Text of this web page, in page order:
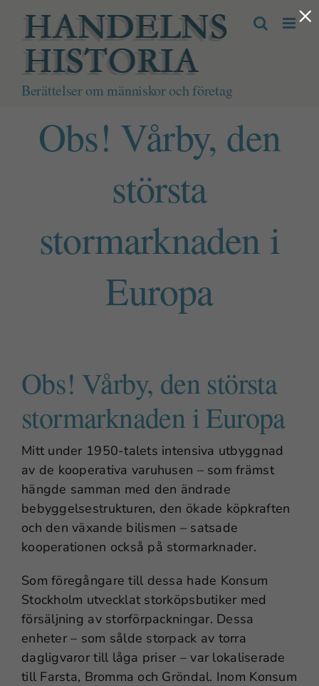
innehållet
Berättelser om människor och företag
Obs! Vårby, den
största
stormarknaden i
Europa
Obs! Vårby, den största
stormarknaden i Europa
Mitt under 1950-talets intensiva utbyggnad
av de kooperativa varuhusen – som främst
hängde samman med den ändrade
bebyggelsestrukturen, den ökade köpkraften
och den växande bilismen – satsade
kooperationen också på stormarknader.
Som föregångare till dessa hade Konsum
Stockholm utvecklat storköpsbutiker med
försäljning av storförpackningar. Dessa
enheter – som sålde storpack av torra
dagligvaror till låga priser – var lokaliserade
till Farsta, Bromma och Gröndal. Inom Konsum
×